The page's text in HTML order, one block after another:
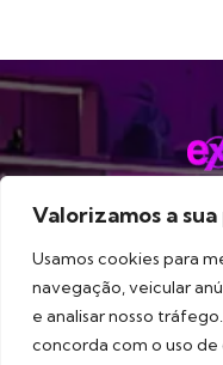
Valorizamos a
Usamos cookies para
navegação, veicular
e analisar nosso
concorda com o uso de
Método Serviços